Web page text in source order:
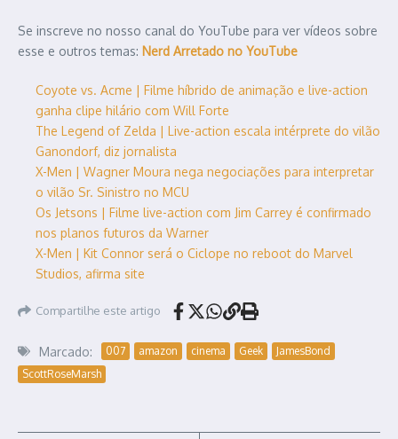
Se inscreve no nosso canal do YouTube para ver vídeos sobre
esse e outros temas: Nerd Arretado no YouTube
Coyote vs. Acme | Filme híbrido de animação e live-action
ganha clipe hilário com Will Forte
The Legend of Zelda | Live-action escala intérprete do vilão
Ganondorf, diz jornalista
X-Men | Wagner Moura nega negociações para interpretar
o vilão Sr. Sinistro no MCU
Os Jetsons | Filme live-action com Jim Carrey é confirmado
nos planos futuros da Warner
X-Men | Kit Connor será o Ciclope no reboot do Marvel
Studios, afirma site
Compartilhe este artigo
Marcado: 007 amazon cinema Geek
JamesBond
ScottRoseMarsh